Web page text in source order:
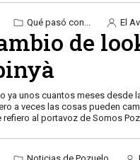
Qué pasó con... El
de
ya unos cuantos meses desde
a veces las cosas pueden
refiero al portavoz de Somos